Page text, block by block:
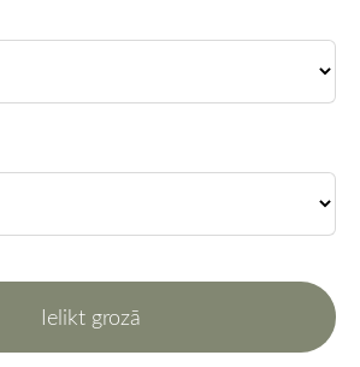
Ielikt grozā